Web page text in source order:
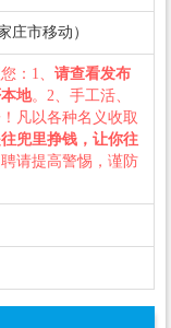
庄市移动）
：1、 请查看发布
地。2、手工活、
凡以各种名义收取
兜里挣钱，让你往
聘请提高警惕，谨防